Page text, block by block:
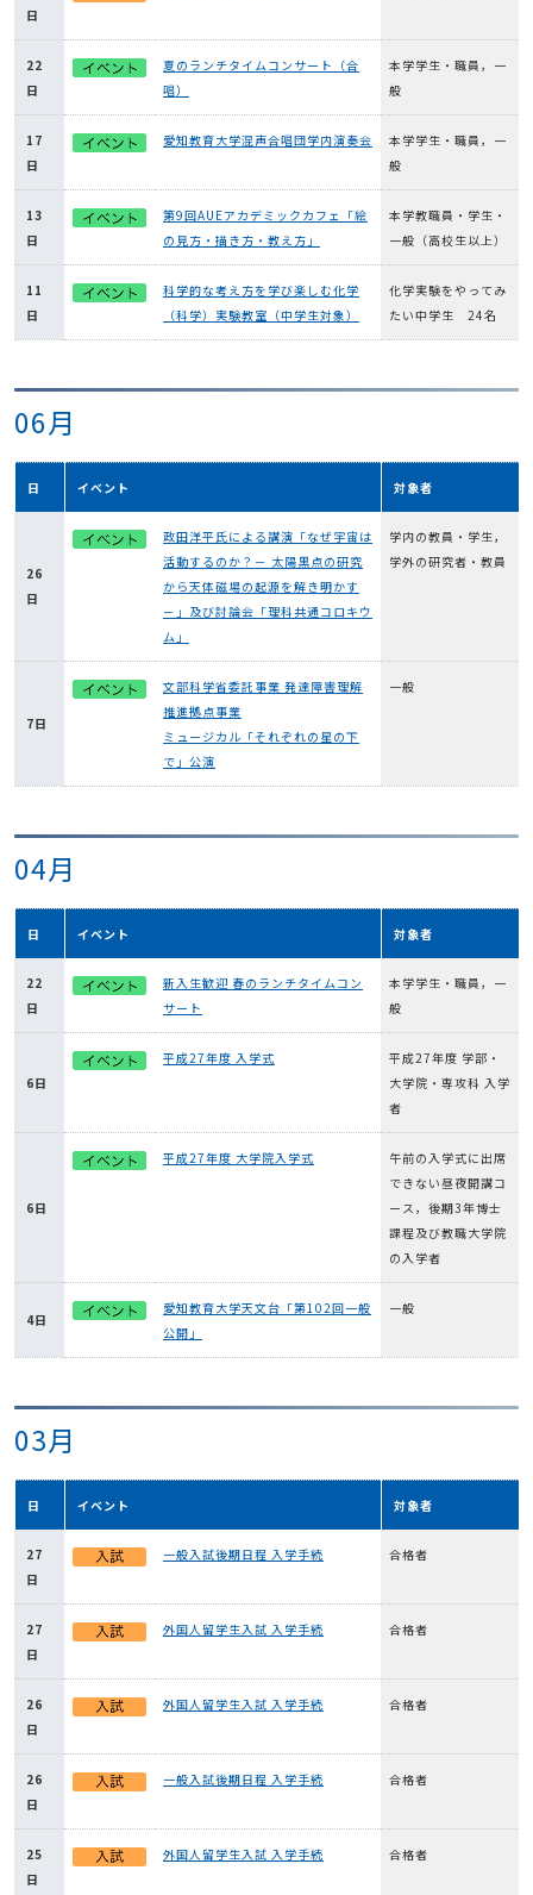
日
22
日
夏のランチタイムコンサート（合
唱）
本学学生・職員，一
般
17
日
愛知教育大学混声合唱団学内演奏会
本学学生・職員，一
般
13
日
第9回AUEアカデミックカフェ「絵
の見方・描き方・教え方」
本学教職員・学生・
一般（高校生以上）
11
日
科学的な考え方を学び楽しむ化学
（科学）実験教室（中学生対象）
化学実験をやってみ
たい中学生 24名
06月
日 イベント 対象者
26
日
政田洋平氏による講演「なぜ宇宙は
活動するのか？－ 太陽黒点の研究
から天体磁場の起源を解き明かす
－」及び討論会「理科共通コロキウ
ム」
学内の教員・学生，
学外の研究者・教員
7日
文部科学省委託事業 発達障害理解
推進拠点事業
ミュージカル「それぞれの星の下
で」公演
一般
04月
日 イベント 対象者
22
日
新入生歓迎 春のランチタイムコン
サート
本学学生・職員，一
般
6日
平成27年度 入学式
平成27年度 学部・
大学院・専攻科 入学
者
6日
平成27年度 大学院入学式
午前の入学式に出席
できない昼夜開講コ
ース，後期3年博士
課程及び教職大学院
の入学者
4日
愛知教育大学天文台「第102回一般
公開」
一般
03月
日 イベント 対象者
27
日
一般入試後期日程 入学手続 合格者
27
日
外国人留学生入試 入学手続 合格者
26
日
外国人留学生入試 入学手続 合格者
26
日
一般入試後期日程 入学手続 合格者
25
日
外国人留学生入試 入学手続 合格者